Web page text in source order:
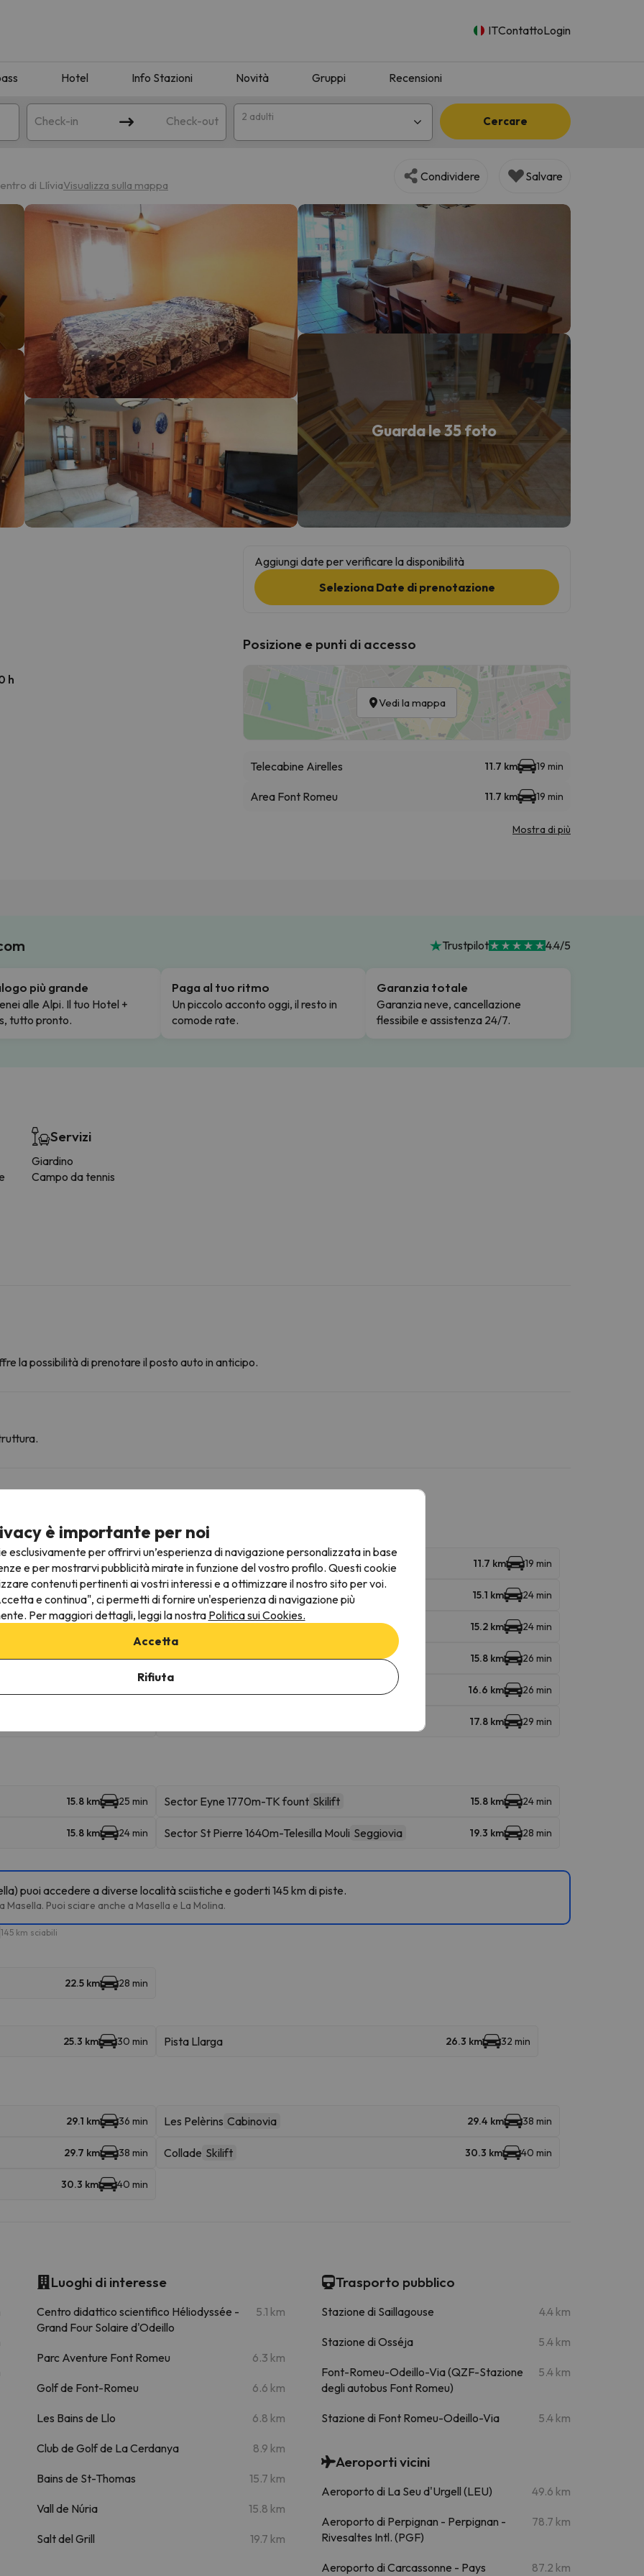
ITContattoLogin
Hotel Info Stazioni Novità Gruppi Recensioni
Check-in Check-out 2 adulti Cercare
alla sua ricerca. Provare a modificare la destinazione.
strada. Non appena troverà la bussola, tornerà.
di LlíviaVisualizza sulla mappa
Condividere Salvare
Guarda le 35 foto
h
Aggiungi date per verificare la disponibilità
Seleziona Date di prenotazione
Posizione e punti di accesso
Vedi la mappa
Telecabine Airelles 11.7 km 19 min
Area Font Romeu 11.7 km 19 min
Mostra di più
Trustpilot 4.4/5
più grande
alle Alpi. Il tuo Hotel +
tutto pronto.
Paga al tuo ritmo
Un piccolo acconto oggi, il resto in
comode rate.
Garanzia totale
Garanzia neve, cancellazione
flessibile e assistenza 24/7.
Servizi
Giardino
Campo da tennis
la possibilità di prenotare il posto auto in anticipo.
11.7 km 19 min Area Font Romeu 11.7 km 19 min
15.1 km 24 min Sud I & II 15.1 km 24 min
15.1 km 24 min Isard 15.2 km 24 min
15.3 km 24 min Colchique 15.8 km 26 min
16.6 km 26 min
17.8 km 29 min
15.8 km 25 min Sector Eyne 1770m-TK fount Skilift 15.8 km 24 min
15.8 km 24 min Sector St Pierre 1640m-Telesilla Mouli Seggiovia 19.3 km 28 min
puoi accedere a diverse località sciistiche e goderti 145 km di piste.
Masella. Puoi sciare anche a Masella e La Molina.
145 km sciabili
22.5 km 28 min
25.3 km 30 min Pista Llarga 26.3 km 32 min
29.1 km 36 min Les Pelèrins Cabinovia 29.4 km 38 min
29.7 km 38 min Collade Skilift 30.3 km 40 min
30.3 km 40 min
Luoghi di interesse
Centro didattico scientifico Héliodyssée -
Grand Four Solaire d'Odeillo
5.1 km
Parc Aventure Font Romeu 6.3 km
Golf de Font-Romeu 6.6 km
Les Bains de Llo 6.8 km
Club de Golf de La Cerdanya 8.9 km
Bains de St-Thomas 15.7 km
Vall de Núria 15.8 km
Salt del Grill 19.7 km
Trasporto pubblico
Stazione di Saillagouse 4.4 km
Stazione di Osséja 5.4 km
Font-Romeu-Odeillo-Via (QZF-Stazione
degli autobus Font Romeu)
5.4 km
Stazione di Font Romeu-Odeillo-Via 5.4 km
Aeroporti vicini
Aeroporto di La Seu d'Urgell (LEU) 49.6 km
Aeroporto di Perpignan - Perpignan -
Rivesaltes Intl. (PGF)
78.7 km
Aeroporto di Carcassonne - Pays
87.2 km
è importante per noi
esclusivamente per offrirvi un’esperienza di navigazione personalizzata in base
e per mostrarvi pubblicità mirate in funzione del vostro profilo. Questi cookie
contenuti pertinenti ai vostri interessi e a ottimizzare il nostro sito per voi.
e continua", ci permetti di fornire un'esperienza di navigazione più
Per maggiori dettagli, leggi la nostraPolitica sui Cookies.
Accetta
Rifiuta